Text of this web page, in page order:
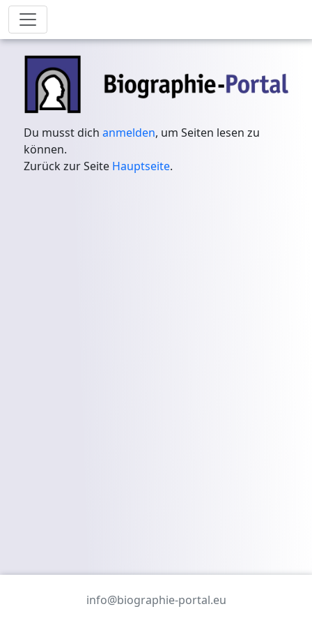
Du musst dichanmelden, um Seiten lesen zu
können.
Zurück zur Seite Hauptseite.
info@biographie-portal.eu